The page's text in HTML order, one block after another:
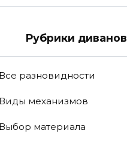
Рубрики диванов
Все разновидности
Виды механизмов
Выбор материала